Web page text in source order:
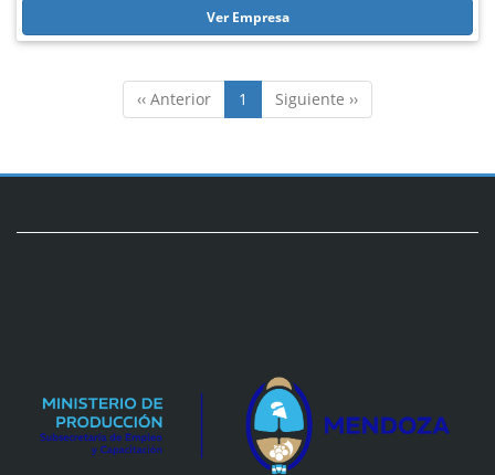
Ver Empresa
‹‹ Anterior 1 Siguiente ››